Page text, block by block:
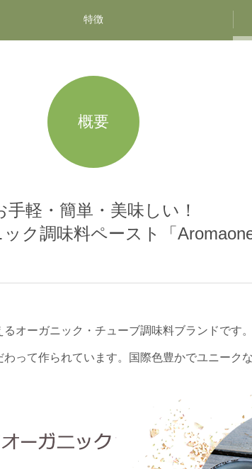
特徴
概要
手軽・簡単・美味しい！
ク調味料ペースト「
オーガニック・チューブ調味料ブランドです。
って作られています。国際色豊かでユニーク